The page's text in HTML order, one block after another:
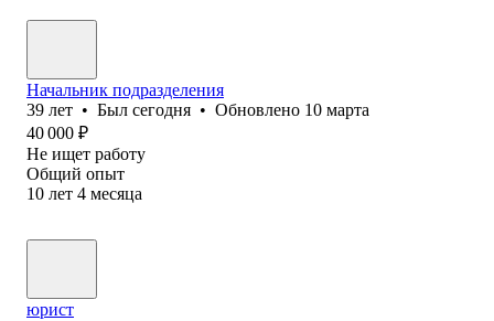
Начальник подразделения
39 лет • Был сегодня • Обновлено 10 марта
40 000 ₽
Не ищет работу
Общий опыт
10 лет 4 месяца
юрист